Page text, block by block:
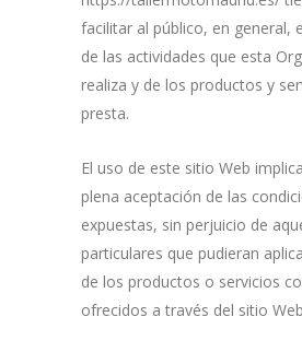
facilitar al público, en general,
de las actividades que esta
realiza y de los productos y
presta.
El uso de este sitio Web
plena aceptación de las
expuestas, sin perjuicio de
particulares que pudieran
de los productos o servicios
ofrecidos a través del sitio